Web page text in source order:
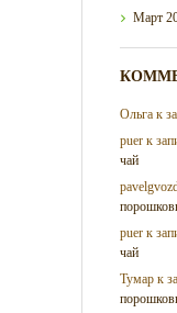
Март
Ольга к
puer к
чай
puer к
чай
Тумар к